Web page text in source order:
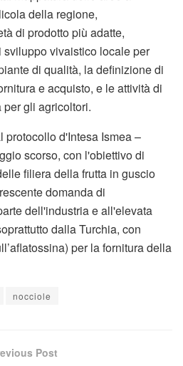
della regione,
di prodotto più adatte,
vivaistico locale per
di qualità, la definizione di
e acquisto, e le attività di
gli agricoltori.
protocollo d'Intesa Ismea –
scorso, con l'obiettivo di
filiera della frutta in guscio
domanda di
dell'industria e all'elevata
dalla Turchia, con
per la fornitura della
nocciole
Post